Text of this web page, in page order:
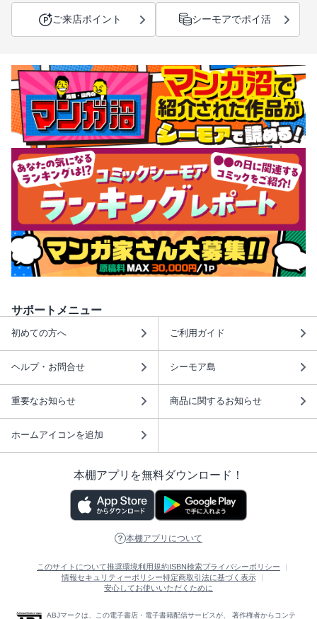
ご来店ポイント シーモアでポイ活
サポートメニュー
初めての方へ ご利用ガイド
ヘルプ・お問合せ シーモア島
重要なお知らせ 商品に関するお知らせ
ホームアイコンを追加
本棚アプリを無料ダウンロード！
本棚アプリについて
このサイトについて推奨環境利用規約ISBN検索プライバシーポリシー
情報セキュリティーポリシー特定商取引法に基づく表示
安心してお使いいただくために
ABJマークは、この電子書店・電子書籍配信サービスが、 著作権者からコンテ